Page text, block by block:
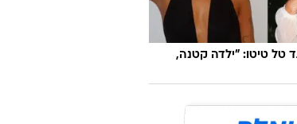
טל טיטו: "ילדה קטנה,